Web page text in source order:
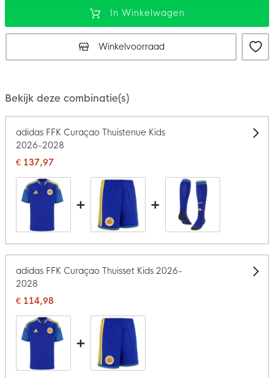
In Winkelwagen
Winkelvoorraad
Bekijk deze combinatie(s)
adidas FFK Curaçao Thuistenue Kids
2026-2028
€ 137,97
+ +
adidas FFK Curaçao Thuisset Kids 2026-
2028
€ 114,98
+